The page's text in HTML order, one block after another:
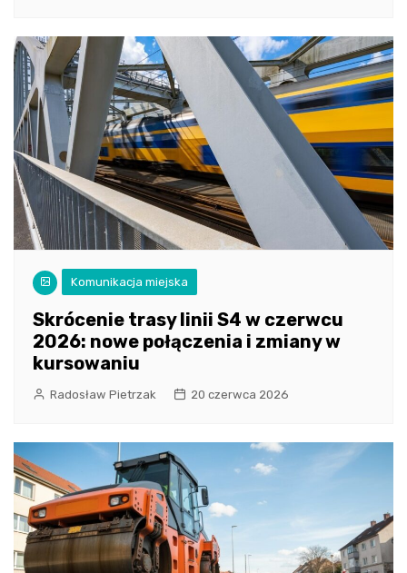
Komunikacja miejska
Skrócenie trasy linii S4 w czerwcu
2026: nowe połączenia i zmiany w
kursowaniu
Radosław Pietrzak 20 czerwca 2026